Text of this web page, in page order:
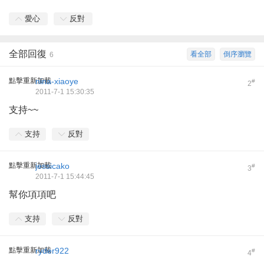
愛心 反對
倒序瀏覽
看全部
全部回復 6
點擊重新加載 2#
nina-xiaoye
2011-7-1 15:30:35
支持~~
支持 反對
點擊重新加載 3#
jessicako
2011-7-1 15:44:45
幫你項項吧
支持 反對
點擊重新加載 4#
ryder922